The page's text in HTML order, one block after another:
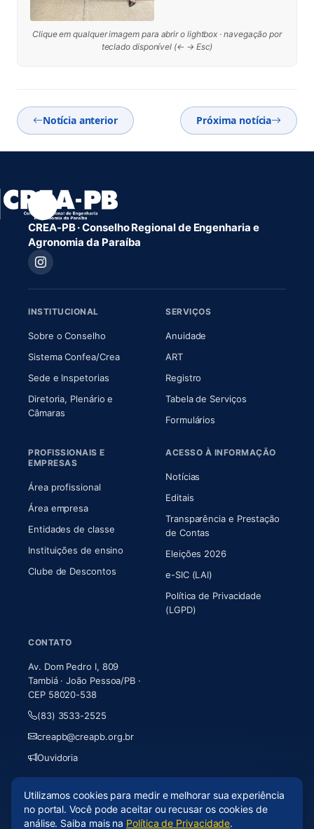
Clique em qualquer imagem para abrir o lightbox · navegação por
teclado disponível (← → Esc)
Notícia anterior Próxima notícia
CREA-PB · Conselho Regional de Engenharia e
Agronomia da Paraíba
INSTITUCIONAL
Sobre o Conselho(abre em nova aba)
Sistema Confea/Crea(abre em nova aba)
Sede e Inspetorias
Diretoria, Plenário e
Câmaras(abre em nova aba)
SERVIÇOS
Anuidade
ART(abre em nova aba)
Registro
Tabela de Serviços
Formulários
PROFISSIONAIS E
EMPRESAS
Área profissional
Área empresa
Entidades de classe
Instituições de ensino
Clube de Descontos
ACESSO À INFORMAÇÃO
Notícias
Editais
Transparência e Prestação
de Contas
Eleições 2026
e-SIC (LAI)
Política de Privacidade
(LGPD)
CONTATO
Av. Dom Pedro I, 809
Tambiá · João Pessoa/PB ·
CEP 58020-538
(83) 3533-2525
creapb@creapb.org.br
Ouvidoria
© 2026 CREA-PB · Todos os direitos reservados
Acessibilidade
Mapa do site· LGPD
Utilizamos cookies para medir e melhorar sua experiência
no portal. Você pode aceitar ou recusar os cookies de
análise. Saiba mais na Política de Privacidade.